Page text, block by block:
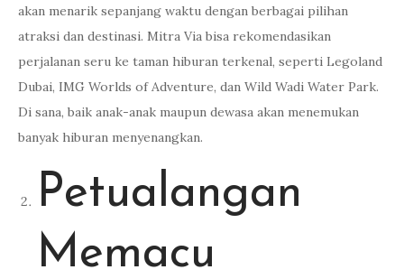
akan menarik sepanjang waktu dengan berbagai pilihan
atraksi dan destinasi. Mitra Via bisa rekomendasikan
perjalanan seru ke taman hiburan terkenal, seperti Legoland
Dubai, IMG Worlds of Adventure, dan Wild Wadi Water Park.
Di sana, baik anak-anak maupun dewasa akan menemukan
banyak hiburan menyenangkan.
Petualangan
Memacu